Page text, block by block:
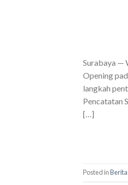
Surabaya —
Opening
langkah
Pencatatan
[…]
Posted inBerita